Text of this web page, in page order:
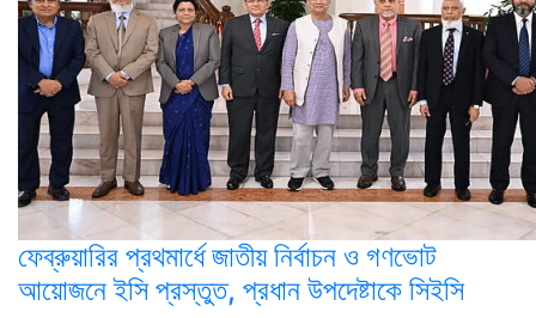
ফেব্রুয়ারির প্রথমার্ধে জাতীয় নির্বাচন ও গণভোট
আয়োজনে ইসি প্রস্তুত, প্রধান উপদেষ্টাকে সিইসি